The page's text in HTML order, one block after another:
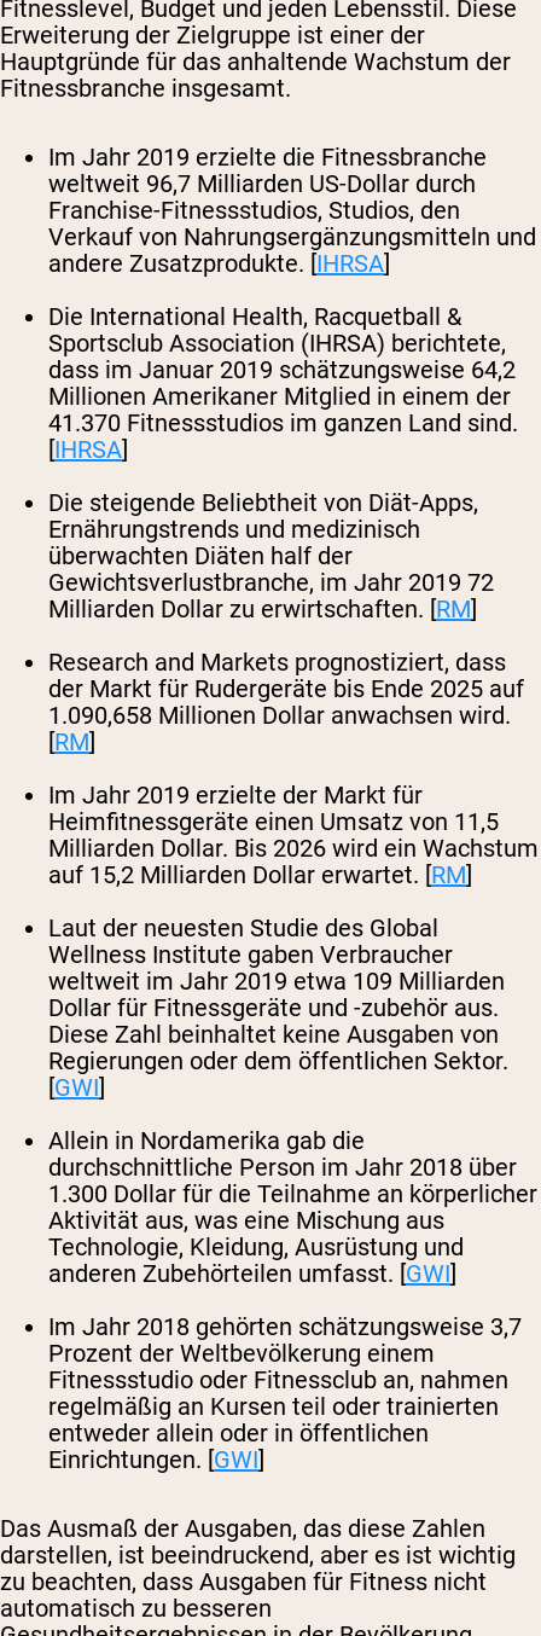
Fitnesslevel, Budget und jeden Lebensstil. Diese
Erweiterung der Zielgruppe ist einer der
Hauptgründe für das anhaltende Wachstum der
Fitnessbranche insgesamt.
Im Jahr 2019 erzielte die Fitnessbranche
weltweit 96,7 Milliarden US-Dollar durch
Franchise-Fitnessstudios, Studios, den
Verkauf von Nahrungsergänzungsmitteln und
andere Zusatzprodukte. [IHRSA]
Die International Health, Racquetball &
Sportsclub Association (IHRSA) berichtete,
dass im Januar 2019 schätzungsweise 64,2
Millionen Amerikaner Mitglied in einem der
41.370 Fitnessstudios im ganzen Land sind.
[IHRSA]
Die steigende Beliebtheit von Diät-Apps,
Ernährungstrends und medizinisch
überwachten Diäten half der
Gewichtsverlustbranche, im Jahr 2019 72
Milliarden Dollar zu erwirtschaften. [RM]
Research and Markets prognostiziert, dass
der Markt für Rudergeräte bis Ende 2025 auf
1.090,658 Millionen Dollar anwachsen wird.
[RM]
Im Jahr 2019 erzielte der Markt für
Heimfitnessgeräte einen Umsatz von 11,5
Milliarden Dollar. Bis 2026 wird ein Wachstum
auf 15,2 Milliarden Dollar erwartet. [RM]
Laut der neuesten Studie des Global
Wellness Institute gaben Verbraucher
weltweit im Jahr 2019 etwa 109 Milliarden
Dollar für Fitnessgeräte und -zubehör aus.
Diese Zahl beinhaltet keine Ausgaben von
Regierungen oder dem öffentlichen Sektor.
[GWI]
Allein in Nordamerika gab die
durchschnittliche Person im Jahr 2018 über
1.300 Dollar für die Teilnahme an körperlicher
Aktivität aus, was eine Mischung aus
Technologie, Kleidung, Ausrüstung und
anderen Zubehörteilen umfasst. [GWI]
Im Jahr 2018 gehörten schätzungsweise 3,7
Prozent der Weltbevölkerung einem
Fitnessstudio oder Fitnessclub an, nahmen
regelmäßig an Kursen teil oder trainierten
entweder allein oder in öffentlichen
Einrichtungen. [GWI]
Das Ausmaß der Ausgaben, das diese Zahlen
darstellen, ist beeindruckend, aber es ist wichtig
zu beachten, dass Ausgaben für Fitness nicht
automatisch zu besseren